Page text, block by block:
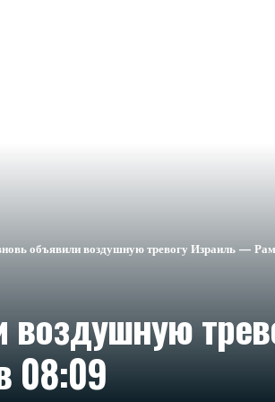
объявили воздушную тревогу Израиль —
воздушную
08:09